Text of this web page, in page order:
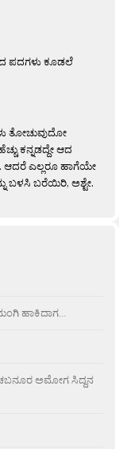
ಪದಗಳು ಕೂಡಲೆ
ತೋಚುವುದೋ
ಕನ್ನಡದ್ದೇ ಆದ
ಆದರೆ ಎಲ್ಲರೂ ಹಾಗೆಯೇ
ಬಳಸಿ ಬರೆಯಿರಿ, ಅಶ್ಟೇ.
ಹಾಕಿದಾಗ…
ಅಮೋಗ ಸಿದ್ದನ